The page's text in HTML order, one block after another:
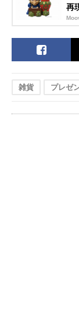
再
雑貨 プレゼ